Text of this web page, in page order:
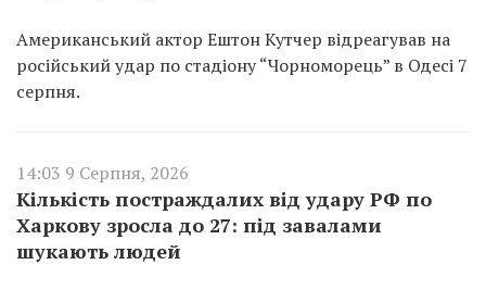
Американський актор Ештон Кутчер відреагував на
російський удар по стадіону “Чорноморець” в Одесі 7
серпня.
14:03 9 Серпня, 2026
Кількість постраждалих від удару РФ по
Харкову зросла до 27: під завалами
шукають людей